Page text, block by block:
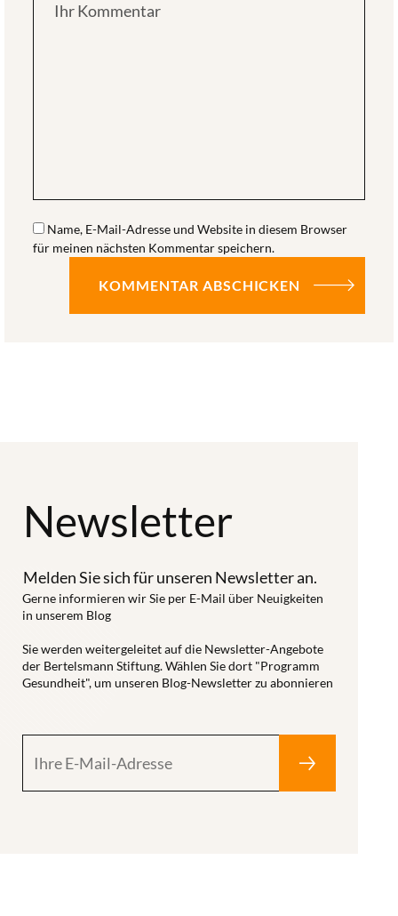
Ihr Kommentar
Name, E-Mail-Adresse und Website in diesem Browser
für meinen nächsten Kommentar speichern.
Newsletter
Melden Sie sich für unseren Newsletter an.
Gerne informieren wir Sie per E-Mail über Neuigkeiten
in unserem Blog
Sie werden weitergeleitet auf die Newsletter-Angebote
der Bertelsmann Stiftung. Wählen Sie dort "Programm
Gesundheit", um unseren Blog-Newsletter zu abonnieren